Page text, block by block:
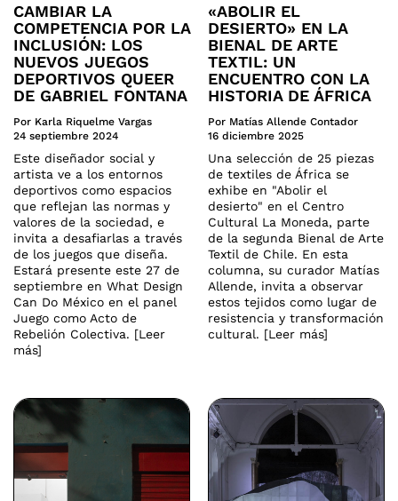
CAMBIAR LA
COMPETENCIA POR LA
INCLUSIÓN: LOS
NUEVOS JUEGOS
DEPORTIVOS QUEER
DE GABRIEL FONTANA
Por Karla Riquelme Vargas
24 septiembre 2024
Este diseñador social y
artista ve a los entornos
deportivos como espacios
que reflejan las normas y
valores de la sociedad, e
invita a desafiarlas a través
de los juegos que diseña.
Estará presente este 27 de
septiembre en What Design
Can Do México en el panel
Juego como Acto de
Rebelión Colectiva. [Leer
más]
«ABOLIR EL
DESIERTO» EN LA
BIENAL DE ARTE
TEXTIL: UN
ENCUENTRO CON LA
HISTORIA DE ÁFRICA
Por Matías Allende Contador
16 diciembre 2025
Una selección de 25 piezas
de textiles de África se
exhibe en "Abolir el
desierto" en el Centro
Cultural La Moneda, parte
de la segunda Bienal de Arte
Textil de Chile. En esta
columna, su curador Matías
Allende, invita a observar
estos tejidos como lugar de
resistencia y transformación
cultural. [Leer más]